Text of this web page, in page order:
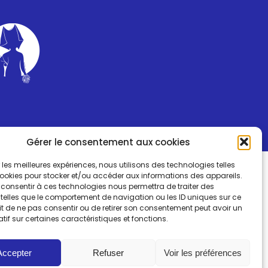
Gérer le consentement aux cookies
les meilleures expériences, nous utilisons des technologies telles
pour stocker et/ou accéder aux informations des appareils.
consentir à ces technologies nous permettra de traiter des
que le comportement de navigation ou les ID uniques sur ce
de ne pas consentir ou de retirer son consentement peut avoir un
sur certaines caractéristiques et fonctions.
Refuser Voir les préférences